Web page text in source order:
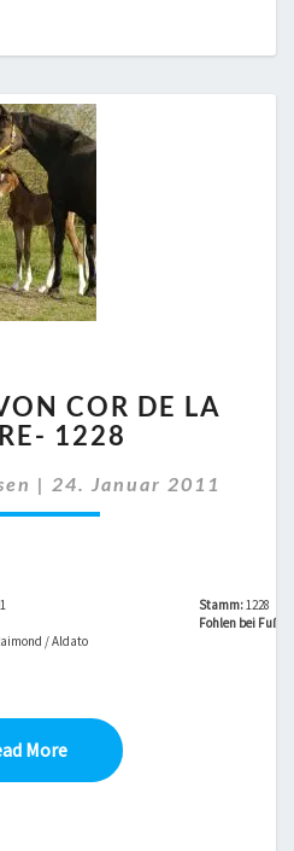
COSMEA
VON
DE
LA
COR DE LA
1228
| 24. Januar 2011
Stamm:1228
/ Aldato
Fohlen bei Fuß
MoreRead More